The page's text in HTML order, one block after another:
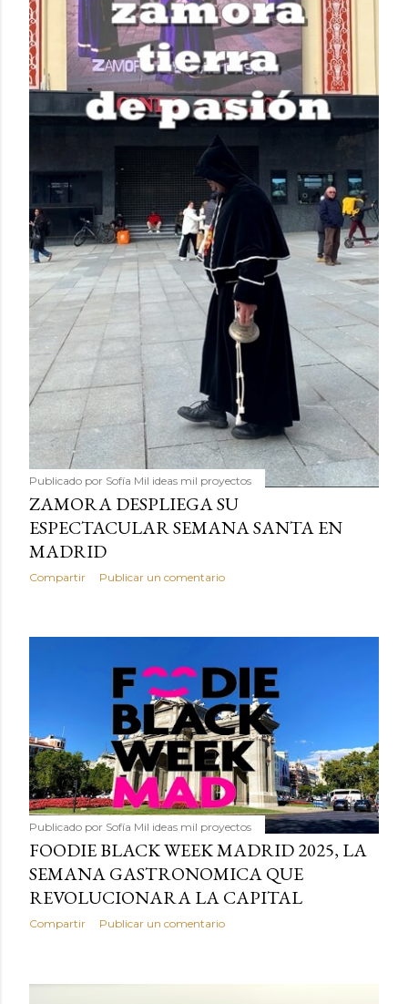
Publicado por Sofía Mil ideas mil proyectos
ZAMORA DESPLIEGA SU
ESPECTACULAR SEMANA SANTA EN
MADRID
Compartir Publicar un comentario
Publicado por Sofía Mil ideas mil proyectos
FOODIE BLACK WEEK MADRID 2025, LA
SEMANA GASTRONOMICA QUE
REVOLUCIONARA LA CAPITAL
Compartir Publicar un comentario